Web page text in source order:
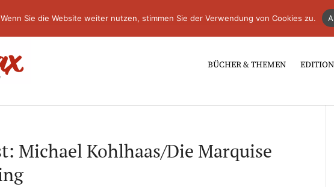
BÜCHER & THEMEN
Michael Kohlhaas/Die Marquise
Sie die Website weiter nutzen, stimmen Sie der Verwendung von Cookies zu.